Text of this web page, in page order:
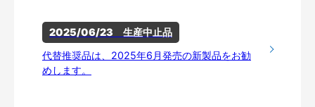
2025/06/23　生産中止品
代替推奨品は、2025年6月発売の新製品をお勧
めします。